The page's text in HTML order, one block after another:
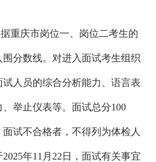
重庆市岗位一、岗位二考生的
分数线。对进入面试考生组织
人员的综合分析能力、语言表
举止仪表等。面试总分100
试不合格者，不得列为体检人
2025年11 月 22 日，面试有关事宜